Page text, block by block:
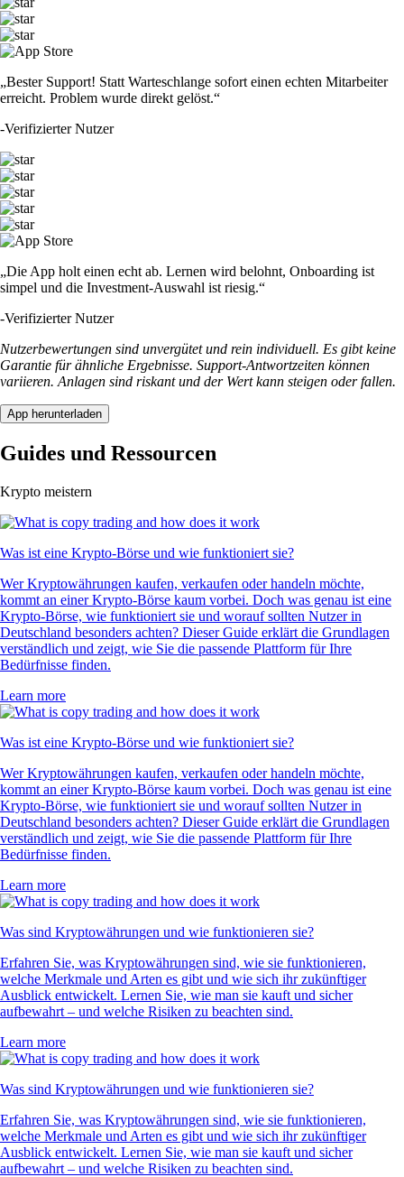
„Bester Support! Statt Warteschlange sofort einen echten Mitarbeiter
erreicht. Problem wurde direkt gelöst.“
-Verifizierter Nutzer
„Die App holt einen echt ab. Lernen wird belohnt, Onboarding ist
simpel und die Investment-Auswahl ist riesig.“
-Verifizierter Nutzer
Nutzerbewertungen sind unvergütet und rein individuell. Es gibt keine
Garantie für ähnliche Ergebnisse. Support-Antwortzeiten können
variieren. Anlagen sind riskant und der Wert kann steigen oder fallen.
App herunterladen
Guides und Ressourcen
Krypto meistern
Was ist eine Krypto-Börse und wie funktioniert sie?
Wer Kryptowährungen kaufen, verkaufen oder handeln möchte,
kommt an einer Krypto-Börse kaum vorbei. Doch was genau ist eine
Krypto-Börse, wie funktioniert sie und worauf sollten Nutzer in
Deutschland besonders achten? Dieser Guide erklärt die Grundlagen
verständlich und zeigt, wie Sie die passende Plattform für Ihre
Bedürfnisse finden.
Learn more
Was ist eine Krypto-Börse und wie funktioniert sie?
Wer Kryptowährungen kaufen, verkaufen oder handeln möchte,
kommt an einer Krypto-Börse kaum vorbei. Doch was genau ist eine
Krypto-Börse, wie funktioniert sie und worauf sollten Nutzer in
Deutschland besonders achten? Dieser Guide erklärt die Grundlagen
verständlich und zeigt, wie Sie die passende Plattform für Ihre
Bedürfnisse finden.
Learn more
Was sind Kryptowährungen und wie funktionieren sie?
Erfahren Sie, was Kryptowährungen sind, wie sie funktionieren,
welche Merkmale und Arten es gibt und wie sich ihr zukünftiger
Ausblick entwickelt. Lernen Sie, wie man sie kauft und sicher
aufbewahrt – und welche Risiken zu beachten sind.
Learn more
Was sind Kryptowährungen und wie funktionieren sie?
Erfahren Sie, was Kryptowährungen sind, wie sie funktionieren,
welche Merkmale und Arten es gibt und wie sich ihr zukünftiger
Ausblick entwickelt. Lernen Sie, wie man sie kauft und sicher
aufbewahrt – und welche Risiken zu beachten sind.